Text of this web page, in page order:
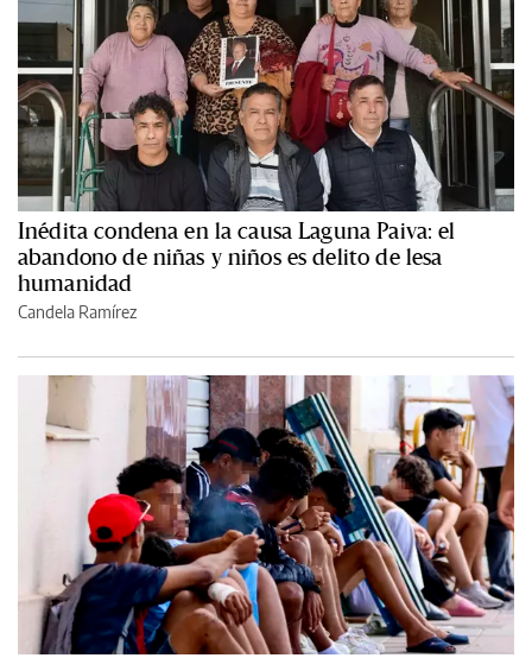
Inédita condena en la causa Laguna Paiva: el
abandono de niñas y niños es delito de lesa
humanidad
Candela Ramírez